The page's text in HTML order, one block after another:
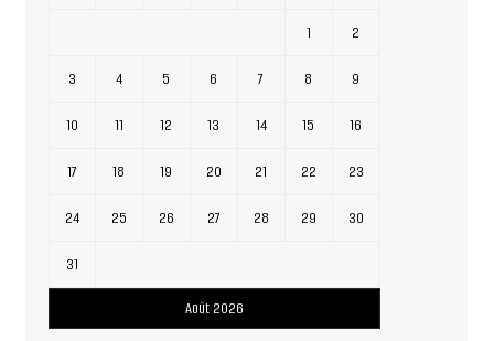
Août 2026
1 2
3 4 5 6 7 8 9
10 11 12 13 14 15 16
17 18 19 20 21 22 23
24 25 26 27 28 29 30
31